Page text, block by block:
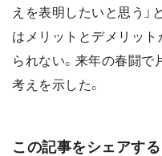
えを表明したいと思う」
はメリットとデメリット
られない。来年の春闘で
考えを示した。
この記事をシェアする